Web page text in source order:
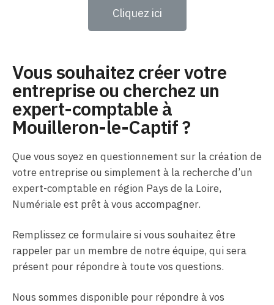
Cliquez ici
Vous souhaitez créer votre
entreprise ou cherchez un
expert-comptable à
Mouilleron-le-Captif ?
Que vous soyez en questionnement sur la création de
votre entreprise ou simplement à la recherche d’un
expert-comptable en région Pays de la Loire,
Numériale est prêt à vous accompagner.
Remplissez ce formulaire si vous souhaitez être
rappeler par un membre de notre équipe, qui sera
présent pour répondre à toute vos questions.
Nous sommes disponible pour répondre à vos